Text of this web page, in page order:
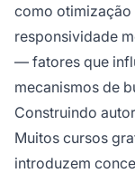
como otimização
responsividade
— fatores que
mecanismos de
Construindo
Muitos cursos
introduzem